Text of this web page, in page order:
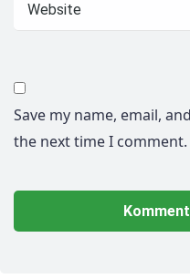
Save my name, email,
the next time I comment.